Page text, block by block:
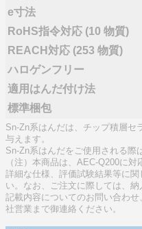
e寸法
RoHS指令対応 (10 物質)
REACH対応 (253 物質)
ハロゲンフリー
適用はんだ付け法
標準梱包
Sn-Zn系はんだは、チップ積層セ
与えます。
Sn-Zn系はんだをご使用される際
（注）本商品は、AEC-Q200に
詳細な仕様、評価試験結果等に
い。なお、ご注文に際しては、納
記載内容についてのお問い合わ
社営業まで御連絡ください。